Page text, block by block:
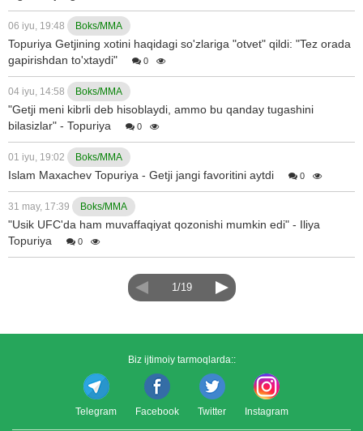
06 iyu, 19:48 Boks/MMA
Topuriya Getjining xotini haqidagi so'zlariga "otvet" qildi: "Tez orada
gapirishdan to'xtaydi"
0
04 iyu, 14:58 Boks/MMA
"Getji meni kibrli deb hisoblaydi, ammo bu qanday tugashini
bilasizlar" - Topuriya
0
01 iyu, 19:02 Boks/MMA
Islam Maxachev Topuriya - Getji jangi favoritini aytdi 0
31 may, 17:39 Boks/MMA
"Usik UFC'da ham muvaffaqiyat qozonishi mumkin edi" - Iliya
Topuriya
0
1/19
Biz ijtimoiy tarmoqlarda::
Telegram Facebook Twitter Instagram